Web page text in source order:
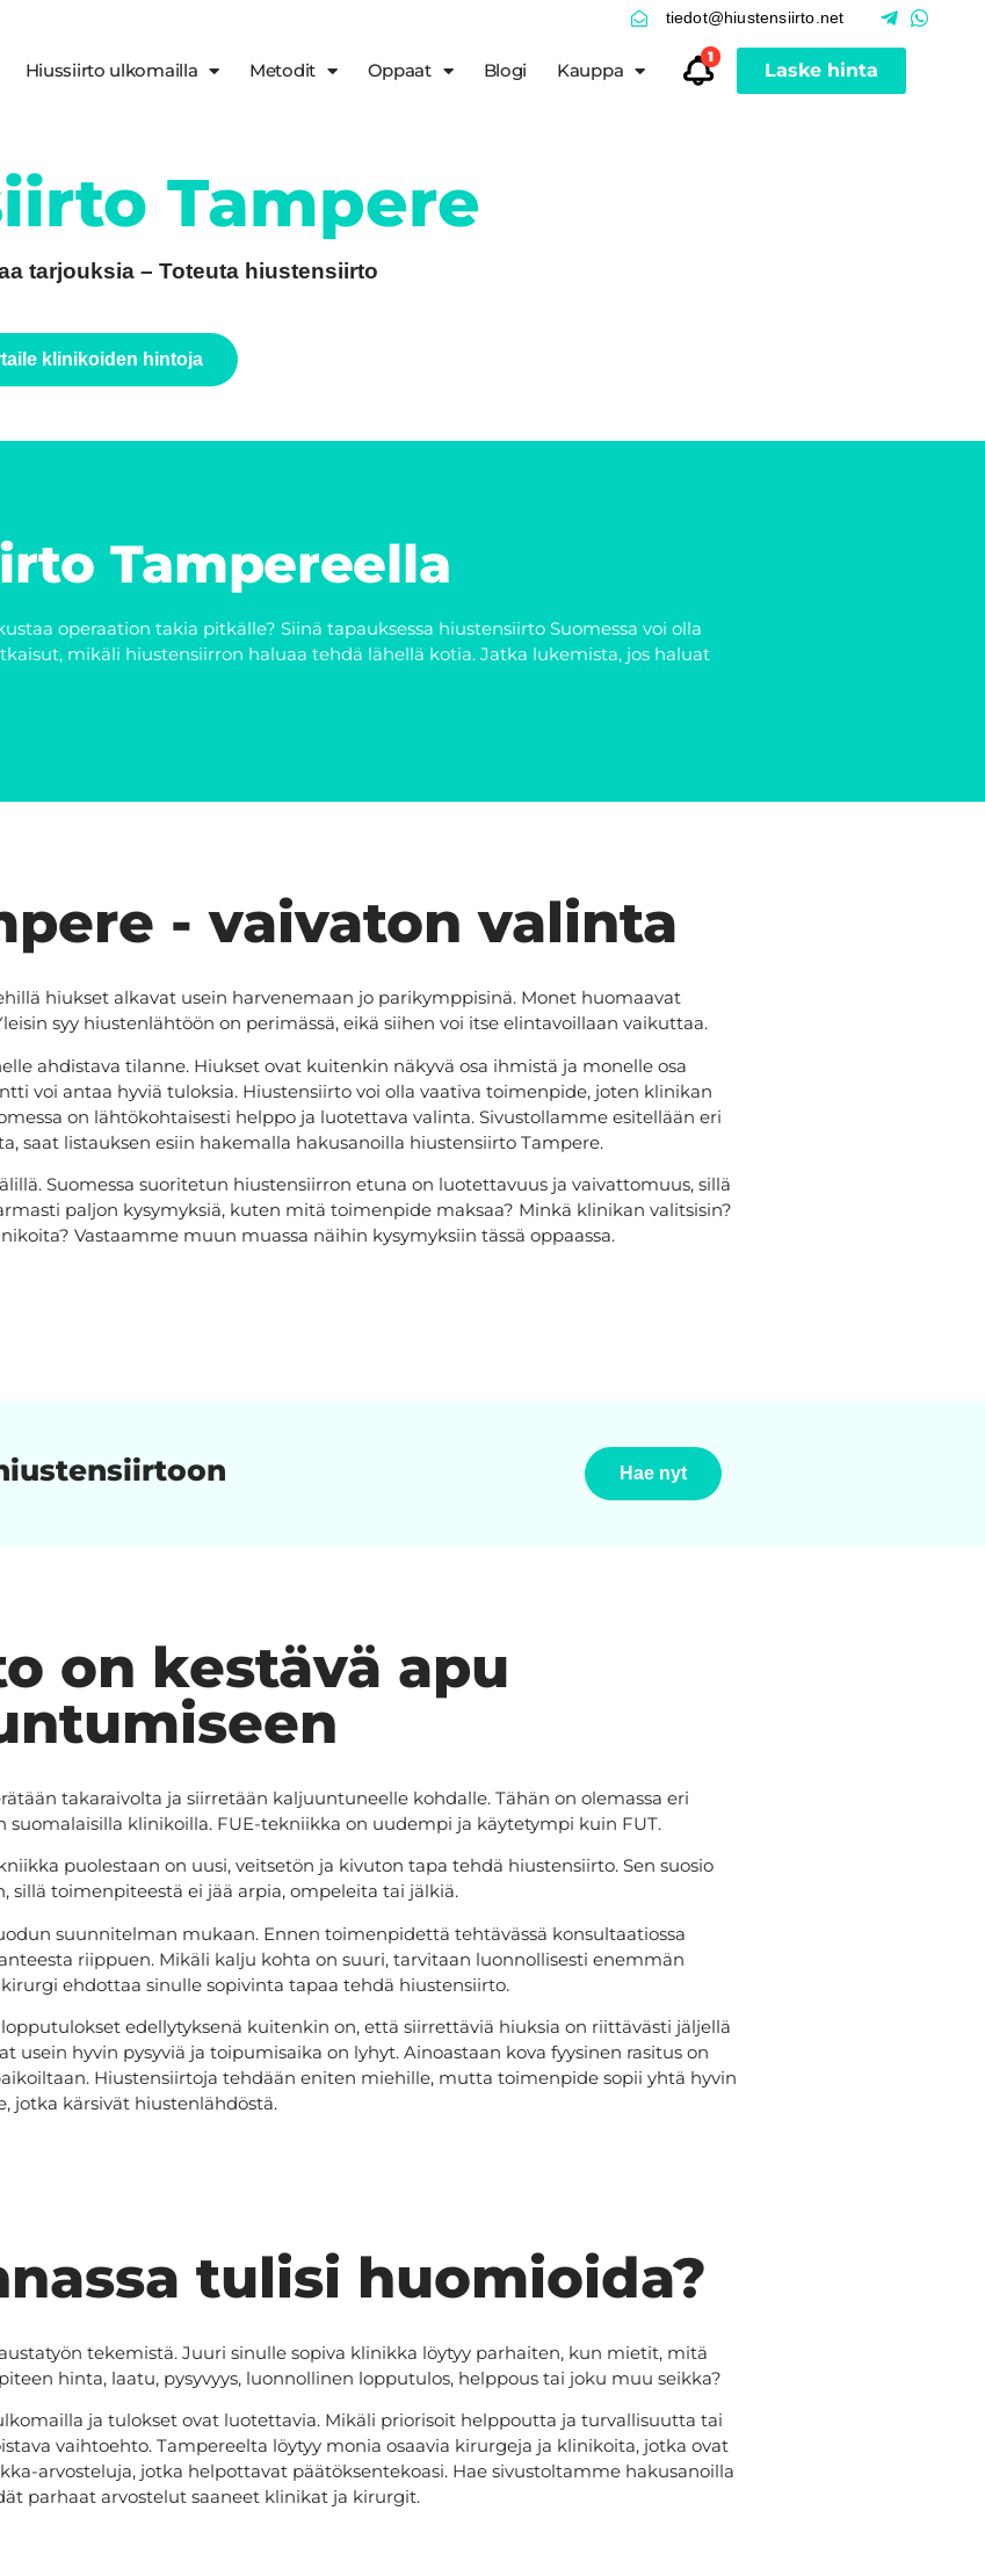
tiedot@hiustensiirto.net
Hiussiirto ulkomailla Metodit Oppaat Blogi Kauppa
1
Laske hinta
Tampere
tarjouksia – Toteuta hiustensiirto
klinikoiden hintoja
Tampereella
operaation takia pitkälle? Siinä tapauksessa hiustensiirto Suomessa voi olla
mikäli hiustensiirron haluaa tehdä lähellä kotia. Jatka lukemista, jos haluat
- vaivaton valinta
hiukset alkavat usein harvenemaan jo parikymppisinä. Monet huomaavat
syy hiustenlähtöön on perimässä, eikä siihen voi itse elintavoillaan vaikuttaa.
ahdistava tilanne. Hiukset ovat kuitenkin näkyvä osa ihmistä ja monelle osa
voi antaa hyviä tuloksia. Hiustensiirto voi olla vaativa toimenpide, joten klinikan
on lähtökohtaisesti helppo ja luotettava valinta. Sivustollamme esitellään eri
saat listauksen esiin hakemalla hakusanoilla hiustensiirto Tampere.
Suomessa suoritetun hiustensiirron etuna on luotettavuus ja vaivattomuus, sillä
paljon kysymyksiä, kuten mitä toimenpide maksaa? Minkä klinikan valitsisin?
Vastaamme muun muassa näihin kysymyksiin tässä oppaassa.
Hae nyt
on kestävä apu
takaraivolta ja siirretään kaljuuntuneelle kohdalle. Tähän on olemassa eri
klinikoilla. FUE-tekniikka on uudempi ja käytetympi kuin FUT.
puolestaan on uusi, veitsetön ja kivuton tapa tehdä hiustensiirto. Sen suosio
sillä toimenpiteestä ei jää arpia, ompeleita tai jälkiä.
suunnitelman mukaan. Ennen toimenpidettä tehtävässä konsultaatiossa
riippuen. Mikäli kalju kohta on suuri, tarvitaan luonnollisesti enemmän
ehdottaa sinulle sopivinta tapaa tehdä hiustensiirto.
edellytyksenä kuitenkin on, että siirrettäviä hiuksia on riittävästi jäljellä
hyvin pysyviä ja toipumisaika on lyhyt. Ainoastaan kova fyysinen rasitus on
Hiustensiirtoja tehdään eniten miehille, mutta toimenpide sopii yhtä hyvin
jotka kärsivät hiustenlähdöstä.
tulisi huomioida?
tekemistä. Juuri sinulle sopiva klinikka löytyy parhaiten, kun mietit, mitä
hinta, laatu, pysyvyys, luonnollinen lopputulos, helppous tai joku muu seikka?
ja tulokset ovat luotettavia. Mikäli priorisoit helppoutta ja turvallisuutta tai
vaihtoehto. Tampereelta löytyy monia osaavia kirurgeja ja klinikoita, jotka ovat
arvosteluja, jotka helpottavat päätöksentekoasi. Hae sivustoltamme hakusanoilla
parhaat arvostelut saaneet klinikat ja kirurgit.